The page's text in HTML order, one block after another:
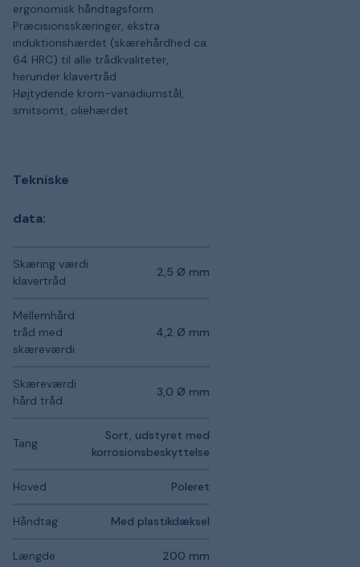
ergonomisk håndtagsform
Præcisionsskæringer, ekstra
induktionshærdet (skærehårdhed ca.
64 HRC) til alle trådkvaliteter,
herunder klavertråd
Højtydende krom-vanadiumstål,
smitsomt, oliehærdet
Tekniske
data:
Skæring værdi
klavertråd
2,5 Ø mm
Mellemhård
tråd med
skæreværdi
4,2 Ø mm
Skæreværdi
hård tråd
3,0 Ø mm
Tang
Sort, udstyret med
korrosionsbeskyttelse
Hoved Poleret
Håndtag Med plastikdæksel
Længde 200 mm